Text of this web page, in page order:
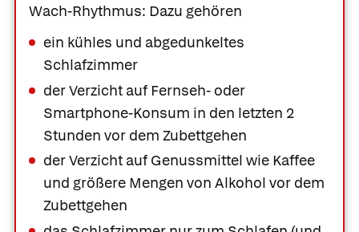
Wach-Rhythmus: Dazu gehören
ein kühles und abgedunkeltes
Schlafzimmer
der Verzicht auf Fernseh- oder
Smartphone-Konsum in den letzten 2
Stunden vor dem Zubettgehen
der Verzicht auf Genussmittel wie Kaffee
und größere Mengen von Alkohol vor dem
Zubettgehen